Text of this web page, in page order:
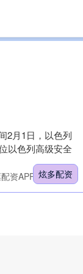
2月1日，以色列
以色列高级安全
炫多配资
资APP下载